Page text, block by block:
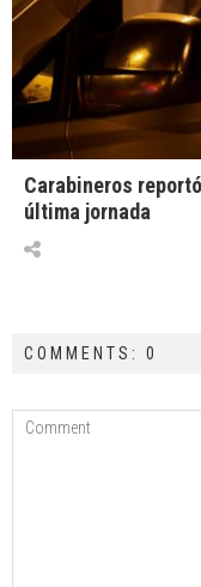
Carabineros
última jornada
COMMENTS: 0